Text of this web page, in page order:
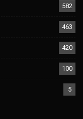
582
463
420
100
5